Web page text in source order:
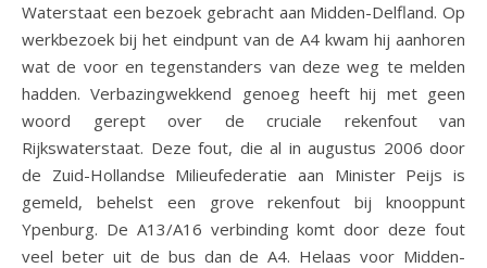
Waterstaat een bezoek gebracht aan Midden-Delfland. Op
werkbezoek bij het eindpunt van de A4 kwam hij aanhoren
wat de voor en tegenstanders van deze weg te melden
hadden. Verbazingwekkend genoeg heeft hij met geen
woord gerept over de cruciale rekenfout van
Rijkswaterstaat. Deze fout, die al in augustus 2006 door
de Zuid-Hollandse Milieufederatie aan Minister Peijs is
gemeld, behelst een grove rekenfout bij knooppunt
Ypenburg. De A13/A16 verbinding komt door deze fout
veel beter uit de bus dan de A4. Helaas voor Midden-